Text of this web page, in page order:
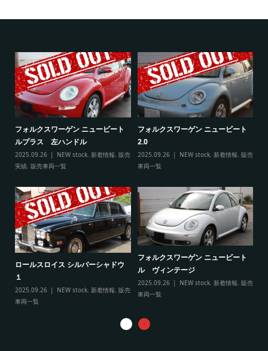
フォルクスワーゲン ニュービート
ルプラス 左ハンドル
2025.09.26 NEW stock, 新着情報, 販売
実績, 販売車両一覧
フォルクスワーゲン ニュービート
2.0
2025.09.26 NEW stock, 新着情報, 販売
車両一覧
ロールスロイス シルバーシャドウ
１
2025.09.26 NEW stock, 新着情報, 販売
車両一覧
フォルクスワーゲン ニュービート
ル ヴィンテージ
2025.09.26 NEW stock, 新着情報, 販売
車両一覧